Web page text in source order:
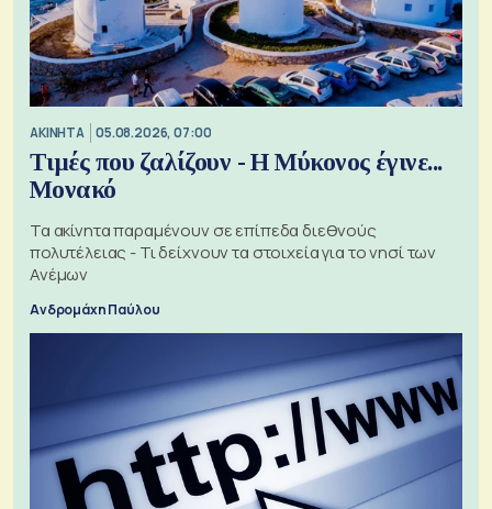
ΑΚΙΝΗΤΑ 05.08.2026, 07:00
Τιμές που ζαλίζουν - Η Μύκονος έγινε...
Μονακό
Τα ακίνητα παραμένουν σε επίπεδα διεθνούς
πολυτέλειας - Τι δείχνουν τα στοιχεία για το νησί των
Ανέμων
Ανδρομάχη Παύλου